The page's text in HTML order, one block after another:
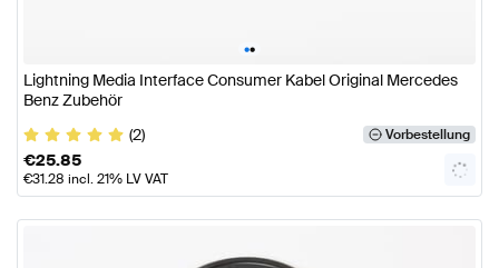
••
Lightning Media Interface Consumer Kabel Original Mercedes
Benz Zubehör
(2)
Vorbestellung
€25.85
€31.28 incl. 21% LV VAT